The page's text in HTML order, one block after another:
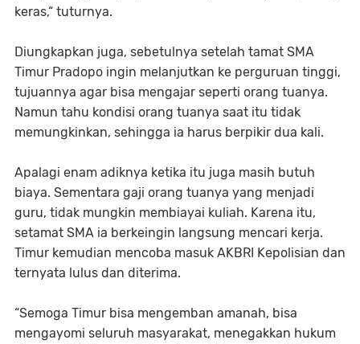
keras,“ tuturnya.
Diungkapkan juga, sebetulnya setelah tamat SMA
Timur Pradopo ingin melanjutkan ke perguruan tinggi,
tujuannya agar bisa mengajar seperti orang tuanya.
Namun tahu kondisi orang tuanya saat itu tidak
memungkinkan, sehingga ia harus berpikir dua kali.
Apalagi enam adiknya ketika itu juga masih butuh
biaya. Sementara gaji orang tuanya yang menjadi
guru, tidak mungkin membiayai kuliah. Karena itu,
setamat SMA ia berkeingin langsung mencari kerja.
Timur kemudian mencoba masuk AKBRI Kepolisian dan
ternyata lulus dan diterima.
“Semoga Timur bisa mengemban amanah, bisa
mengayomi seluruh masyarakat, menegakkan hukum